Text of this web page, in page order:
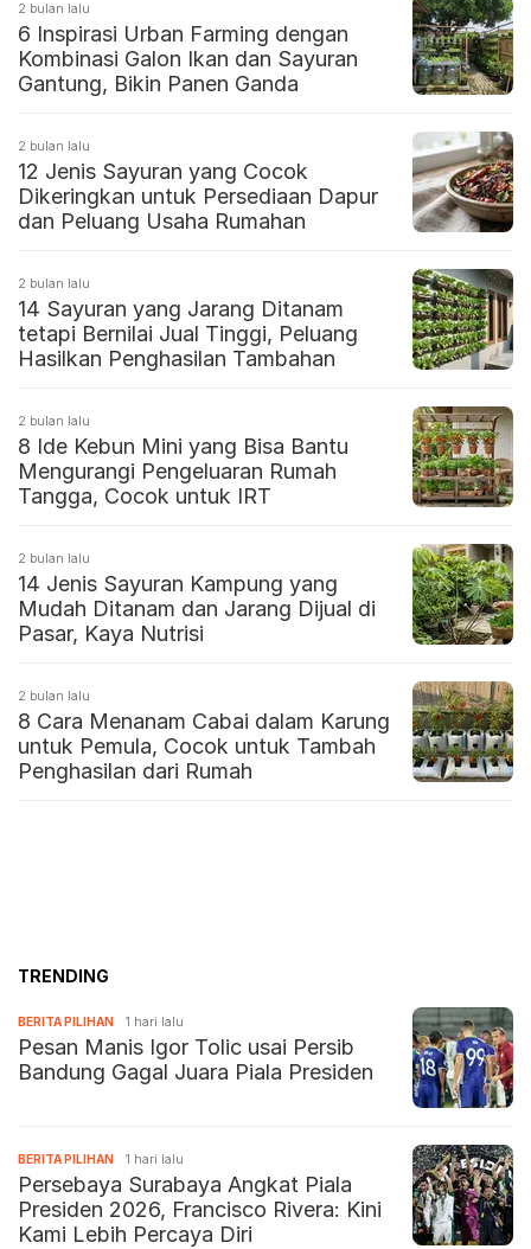
2 bulan lalu
6 Inspirasi Urban Farming dengan
Kombinasi Galon Ikan dan Sayuran
Gantung, Bikin Panen Ganda
2 bulan lalu
12 Jenis Sayuran yang Cocok
Dikeringkan untuk Persediaan Dapur
dan Peluang Usaha Rumahan
2 bulan lalu
14 Sayuran yang Jarang Ditanam
tetapi Bernilai Jual Tinggi, Peluang
Hasilkan Penghasilan Tambahan
2 bulan lalu
8 Ide Kebun Mini yang Bisa Bantu
Mengurangi Pengeluaran Rumah
Tangga, Cocok untuk IRT
2 bulan lalu
14 Jenis Sayuran Kampung yang
Mudah Ditanam dan Jarang Dijual di
Pasar, Kaya Nutrisi
2 bulan lalu
8 Cara Menanam Cabai dalam Karung
untuk Pemula, Cocok untuk Tambah
Penghasilan dari Rumah
TRENDING
BERITA PILIHAN 1 hari lalu
Pesan Manis Igor Tolic usai Persib
Bandung Gagal Juara Piala Presiden
BERITA PILIHAN 1 hari lalu
Persebaya Surabaya Angkat Piala
Presiden 2026, Francisco Rivera: Kini
Kami Lebih Percaya Diri